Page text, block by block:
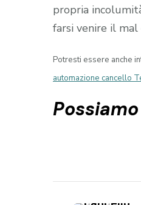
propria
farsi venire il mal
Potresti essere anche
automazione cancello